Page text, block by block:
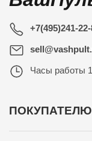
+7(495)241-
Часы работы
ПОКУПАТЕЛЮ